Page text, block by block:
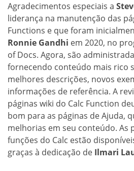
Agradecimentos especiais a
liderança na manutenção das
Functions e que foram
Ronnie Gandhi em 2020, no
of Docs. Agora, são
fornecendo conteúdo mais rico
melhores descrições, novos
informações de referência. A
páginas wiki do Calc Function
bom para as páginas de Ajuda,
melhorias em seu conteúdo. As
funções do Calc estão
graças à dedicação de Ilmari